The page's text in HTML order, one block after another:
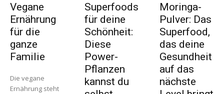
Vegane
Ernährung
für die
ganze
Familie
Die vegane
Ernährung steht
Superfoods
für deine
Schönheit:
Diese
Power-
Pflanzen
kannst du
Moringa-
Pulver: Das
Superfood,
das deine
Gesundheit
auf das
nächste